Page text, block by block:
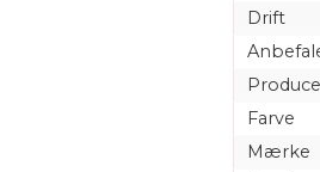
Drift
Farve
Mærke